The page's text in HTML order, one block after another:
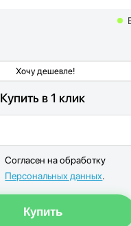
Хочу дешевле!
Купить в 1 клик
Согласен на обработку
Персональных данных.